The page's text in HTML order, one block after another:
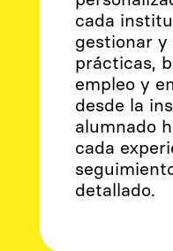
cada
gestionar
prácticas,
empleo y
desde la
alumnado
cada
detallado.